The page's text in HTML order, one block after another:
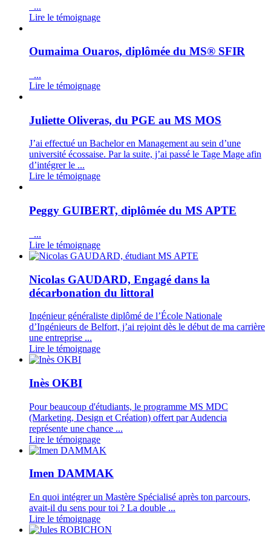
...
Lire le témoignage
Oumaima Ouaros, diplômée du MS® SFIR
...
Lire le témoignage
Juliette Oliveras, du PGE au MS MOS
J’ai effectué un Bachelor en Management au sein d’une
université écossaise. Par la suite, j’ai passé le Tage Mage afin
d’intégrer le ...
Lire le témoignage
Peggy GUIBERT, diplômée du MS APTE
...
Lire le témoignage
Nicolas GAUDARD, Engagé dans la
décarbonation du littoral
Ingénieur généraliste diplômé de l’École Nationale
d’Ingénieurs de Belfort, j’ai rejoint dès le début de ma carrière
une entreprise ...
Lire le témoignage
Inès OKBI
Pour beaucoup d'étudiants, le programme MS MDC
(Marketing, Design et Création) offert par Audencia
représente une chance ...
Lire le témoignage
Imen DAMMAK
En quoi intégrer un Mastère Spécialisé après ton parcours,
avait-il du sens pour toi ? La double ...
Lire le témoignage